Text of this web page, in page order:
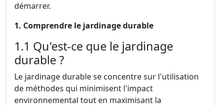
démarrer.
1. Comprendre le jardinage durable
1.1 Qu'est-ce que le jardinage
durable ?
Le jardinage durable se concentre sur l'utilisation
de méthodes qui minimisent l'impact
environnemental tout en maximisant la